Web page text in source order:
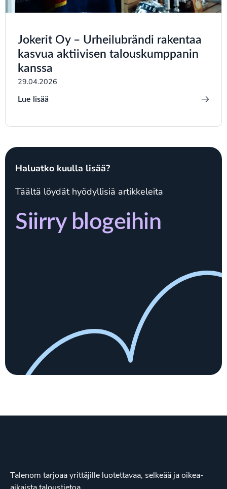
Jokerit Oy – Urheilubrändi rakentaa
kasvua aktiivisen talouskumppanin
kanssa
29.04.2026
Lue lisää
Haluatko kuulla lisää?
Täältä löydät hyödyllisiä artikkeleita
Siirry blogeihin
Talenom tarjoaa yrittäjille luotettavaa, selkeää ja oikea-